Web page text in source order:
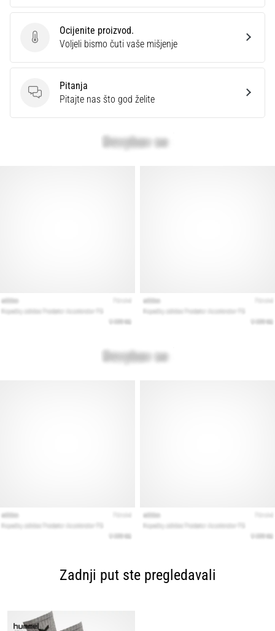
Ocijenite proizvod.
Ocijenite proizvod.
Voljeli bismo čuti vaše mišjenje
Pitanja
Pitanja
Pitajte nas što god želite
Zadnji put ste pregledavali